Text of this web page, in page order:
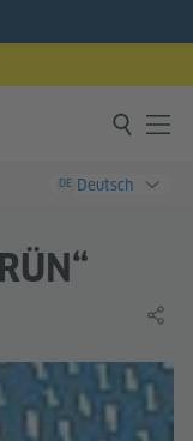
DE Deutsch